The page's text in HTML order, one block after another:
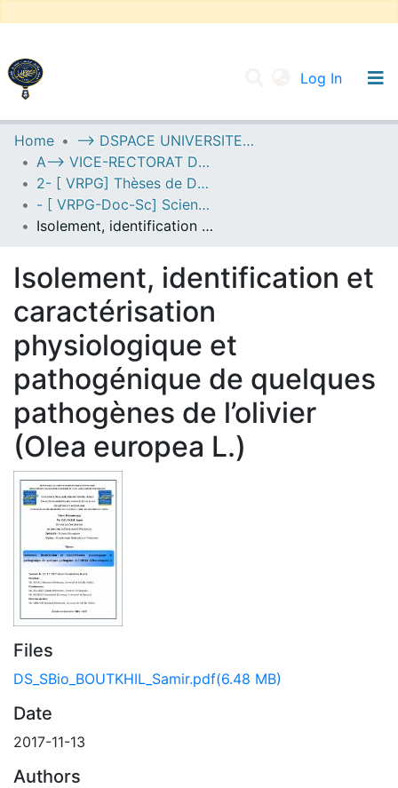
Log In
UNIVERSITY OF D.L SIDI BEL ABBES
Communities & Collections
All of DSpace
Statistics
Home
--> DSPACE UNIVERSITE DJILALLI LIABES DE SIDI BEL ABBES
A--> VICE-RECTORAT DE LA POST-GRADUATION
2- [ VRPG] Thèses de Doctorat en Sciences
- [ VRPG-Doc-Sc] Sciences biologiques --- علوم بيولوجية
Isolement, identification et caractérisation physiologique et pathogénique de quelques pathogènes de l’olivier (Olea europea L.)
Isolement, identification et
caractérisation
physiologique et
pathogénique de quelques
pathogènes de l’olivier
(Olea europea L.)
Files
DS_SBio_BOUTKHIL_Samir.pdf(6.48 MB)
Date
2017-11-13
Authors